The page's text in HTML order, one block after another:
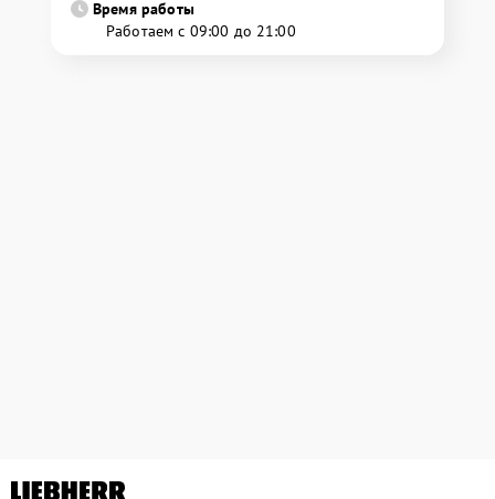
Время работы
Работаем с 09:00 до 21:00